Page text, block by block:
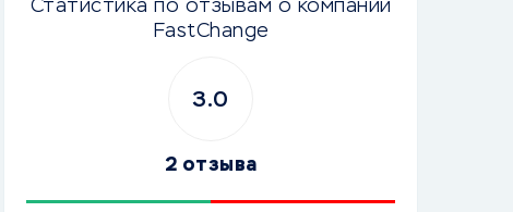
Статистика по отзывам о компании
FastChange
3.0
2 отзыва